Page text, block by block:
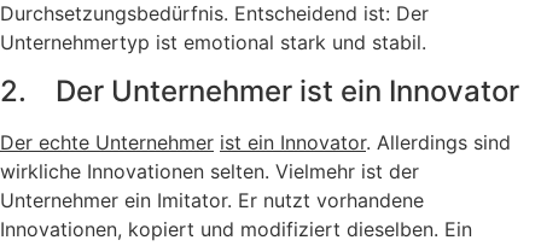
Durchsetzungsbedürfnis. Entscheidend ist: Der
Unternehmertyp ist emotional stark und stabil.
2. Der Unternehmer ist ein Innovator
Der echte Unternehmer ist ein Innovator. Allerdings sind
wirkliche Innovationen selten. Vielmehr ist der
Unternehmer ein Imitator. Er nutzt vorhandene
Innovationen, kopiert und modifiziert dieselben. Ein